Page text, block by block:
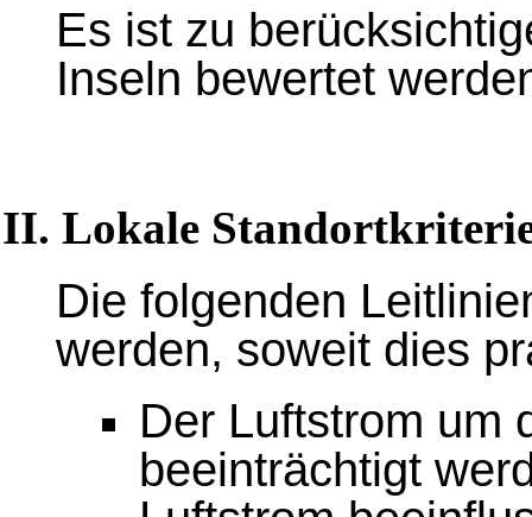
Es ist zu
Inseln bewertet
II. Lokale
Die folgenden
werden, soweit dies
Der Luftstrom um
beeinträchtigt